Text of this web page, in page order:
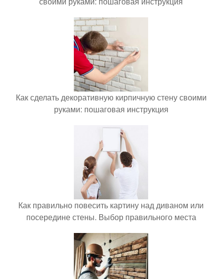
Как сделать декоративную кирпичную стену своими
руками: пошаговая инструкция
Как правильно повесить картину над диваном или
посередине стены. Выбор правильного места